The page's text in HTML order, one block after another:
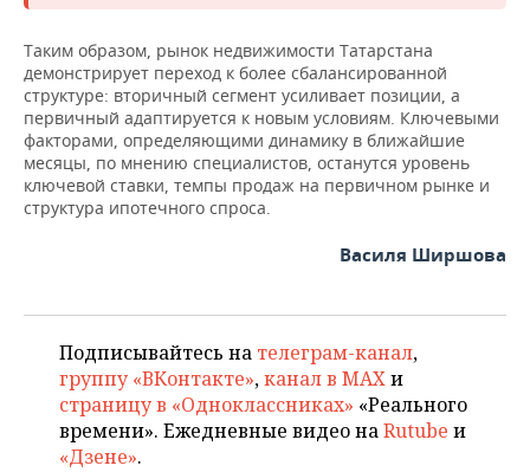
Таким образом, рынок недвижимости Татарстана
демонстрирует переход к более сбалансированной
структуре: вторичный сегмент усиливает позиции, а
первичный адаптируется к новым условиям. Ключевыми
факторами, определяющими динамику в ближайшие
месяцы, по мнению специалистов, останутся уровень
ключевой ставки, темпы продаж на первичном рынке и
структура ипотечного спроса.
Василя Ширшова
Подписывайтесь на телеграм-канал,
группу «ВКонтакте»,канал в MAXи
страницу в «Одноклассниках» «Реального
времени». Ежедневные видео наRutube и
«Дзене».